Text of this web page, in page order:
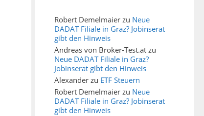
Robert Demelmaier zu Neue
DADAT Filiale in Graz? Jobinserat
gibt den Hinweis
Andreas von Broker-Test.at zu
Neue DADAT Filiale in Graz?
Jobinserat gibt den Hinweis
Alexander zu ETF Steuern
Robert Demelmaier zu Neue
DADAT Filiale in Graz? Jobinserat
gibt den Hinweis